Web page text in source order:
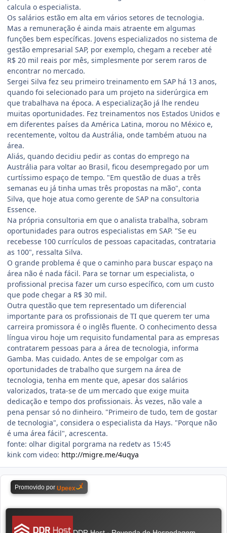
calcula o especialista.
Os salários estão em alta em vários setores de tecnologia.
Mas a remuneração é ainda mais atraente em algumas
funções bem específicas. Jovens especializados no sistema de
gestão empresarial SAP, por exemplo, chegam a receber até
R$ 20 mil reais por mês, simplesmente por serem raros de
encontrar no mercado.
Sergei Silva fez seu primeiro treinamento em SAP há 13 anos,
quando foi selecionado para um projeto na siderúrgica em
que trabalhava na época. A especialização já lhe rendeu
muitas oportunidades. Fez treinamentos nos Estados Unidos e
em diferentes países da América Latina, morou no México e,
recentemente, voltou da Austrália, onde também atuou na
área.
Aliás, quando decidiu pedir as contas do emprego na
Austrália para voltar ao Brasil, ficou desempregado por um
curtíssimo espaço de tempo. "Em questão de duas a três
semanas eu já tinha umas três propostas na mão", conta
Silva, que hoje atua como gerente de SAP na consultoria
Essence.
Na própria consultoria em que o analista trabalha, sobram
oportunidades para outros especialistas em SAP. "Se eu
recebesse 100 currículos de pessoas capacitadas, contrataria
as 100", ressalta Silva.
O grande problema é que o caminho para buscar espaço na
área não é nada fácil. Para se tornar um especialista, o
profissional precisa fazer um curso específico, com um custo
que pode chegar a R$ 30 mil.
Outra questão que tem representado um diferencial
importante para os profissionais de TI que querem ter uma
carreira promissora é o inglês fluente. O conhecimento dessa
língua virou hoje um requisito fundamental para as empresas
contratarem pessoas para a área de tecnologia, informa
Gamba. Mas cuidado. Antes de se empolgar com as
oportunidades de trabalho que surgem na área de
tecnologia, tenha em mente que, apesar dos salários
valorizados, trata-se de um mercado que exige muita
dedicação e tempo dos profissionais. Às vezes, não vale a
pena pensar só no dinheiro. "Primeiro de tudo, tem de gostar
de tecnologia", considera o especialista da Hays. "Porque não
é uma área fácil", acrescenta.
fonte: olhar digital porgrama na redetv as 15:45
kink com video: http://migre.me/4uqya